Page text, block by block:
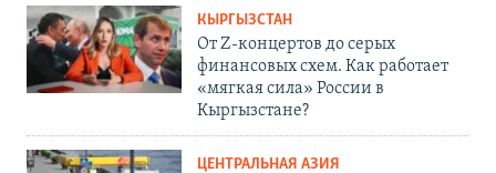
КЫРГЫЗСТАН
От Z-концертов до серых
финансовых схем. Как работает
«мягкая сила» России в
Кыргызстане?
ЦЕНТРАЛЬНАЯ АЗИЯ